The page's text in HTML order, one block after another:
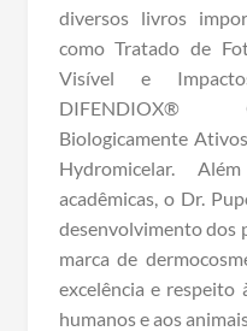
diversos livros
como Tratado de
Visível e
DIFENDIOX®
Biologicamente
Hydromicelar.
acadêmicas, o Dr.
desenvolvimento dos
marca de
excelência e respeito
humanos e aos